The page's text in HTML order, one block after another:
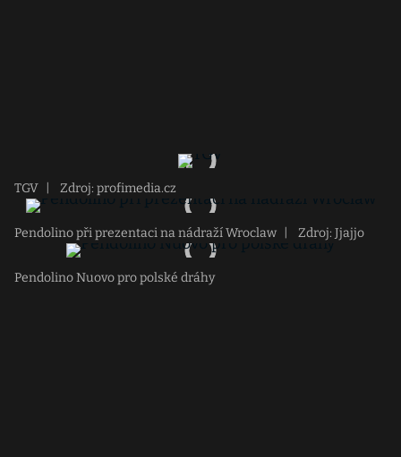
TGV Zdroj: profimedia.cz
Pendolino při prezentaci na nádraží Wroclaw Zdroj: Jjajjo
Pendolino Nuovo pro polské dráhy